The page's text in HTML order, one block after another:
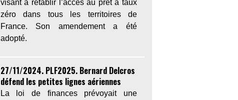
visant à rétablir l’accès au prêt à taux
zéro dans tous les territoires de
France. Son amendement a été
adopté.
27/11/2024. PLF2025. Bernard Delcros
défend les petites lignes aériennes
La loi de finances prévoyait une